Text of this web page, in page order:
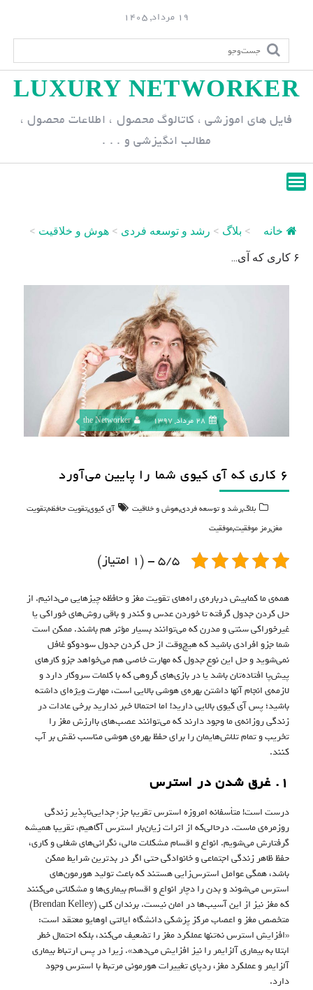
p
n
19 مرداد, 1405
LUXURY NETWORKER
فایل های اموزشی ، کاتالوگ محصول ، اطلاعات محصول ،
مطالب انگیزشی و . . .
خانه > بلاگ > رشد و توسعه فردی > هوش و خلاقیت >
۶ کاری که آی...
28 مرداد, 1397 the Networker
۶ کاری که آی کیوی شما را پایین می‌آورد
بلاگ,رشد و توسعه فردی,هوش و خلاقیت آی کیوی,تقویت حافظه,تقویت
مغز,رمز موفقیت,موفقیت
5/5 - (1 امتیاز)
همه‌ی ما کمابیش درباره‌ی راه‌های تقویت مغز و حافظه چیزهایی می‌دانیم. از
حل کردن جدول گرفته تا خوردن عدس و کندر و باقی روش‌های خوراکی یا
غیرخوراکی سنتی و مدرن که می‌توانند بسیار مؤثر هم باشند. ممکن است
شما جزو افرادی باشید که هیچ‌وقت از حل کردن جدول سودوکو غافل
نمی‌شوید و حل این نوع جدول که مهارت خاصی هم می‌خواهد جزو کارهای
پیش‌پا افتاده‌تان باشد یا در بازی‌های گروهی که با کلمات سروکار دارد و
لازمه‌ی انجام آنها داشتن بهره‌ی هوشی بالایی است، مهارت ویژه‌ای داشته
باشید؛ پس آی کیوی بالایی دارید! اما احتمالا خبر ندارید برخی عادات در
زندگی روزانه‌ی ما وجود دارند که می‌توانند عصب‌های باارزش مغز را
تخریب و تمام تلاش‌هایمان را برای حفظ بهره‌ی هوشی مناسب نقش بر آب
کنند.
۱. غرق شدن در استرس
درست است! متأسفانه امروزه استرس تقریبا جزءِ جدایی‌ناپذیر زندگی
روزمره‌ی ماست. درحالی‌که از اثرات زیان‌بار استرس آگاهیم، تقریبا همیشه
گرفتارش می‌شویم. انواع و اقسام مشکلات مالی، نگرانی‌های شغلی و کاری،
حفظ ظاهر زندگی اجتماعی و خانوادگی حتی اگر در بدترین شرایط ممکن
باشد، همگی عوامل استرس‌زایی هستند که باعث تولید هورمون‌های
استرس می‌شوند و بدن را دچار انواع و اقسام بیماری‌ها و مشکلاتی می‌کنند
که مغز نیز از این آسیب‌ها در امان نیست. برندان کلی (Brendan Kelley)
متخصص مغز و اعصاب مرکز پزشکی دانشگاه ایالتی اوهایو معتقد است:
«افزایش استرس نه‌تنها عملکرد مغز را تضعیف می‌کند، بلکه احتمال خطر
ابتلا به بیماری آلزایمر را نیز افزایش می‌دهد». زیرا در پس ارتباط بیماری
آلزایمر و عملکرد مغز، ردپای تغییرات هورمونی مرتبط با استرس وجود
دارد.